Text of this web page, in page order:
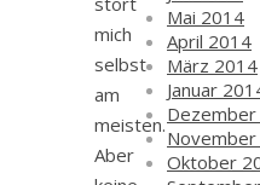
mich
selbst
am
meisten.
Aber
Mai 2014
April 2014
März 2014
Januar
Dezember
November
Oktober